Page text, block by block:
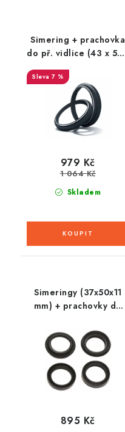
Simering + prachovka
do př. vidlice (43 x 55,1
x 9 mm, KYB 43 mm),
SKF
7 %
Skladem
979 Kč
1 064 Kč
Simeringy (37x50x11
mm) + prachovky do
895 Kč